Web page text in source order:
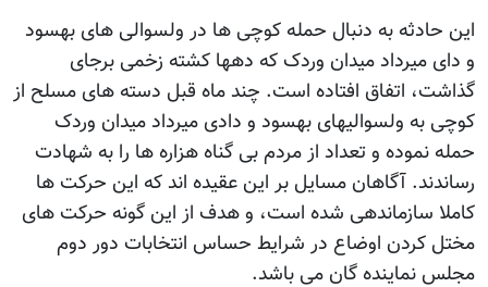
این حادثه به دنبال حمله کوچی ها در ولسوالی های بهسود
و دای میرداد میدان وردک که دهها کشته زخمی برجای
گذاشت، اتفاق افتاده است. چند ماه قبل دسته های مسلح از
کوچی به ولسوالیهای بهسود و دادی میرداد میدان وردک
حمله نموده و تعداد از مردم بی گناه هزاره ها را به شهادت
رساندند. آگاهان مسایل بر این عقیده اند که این حرکت ها
کاملا سازماندهی شده است، و هدف از این گونه حرکت های
مختل کردن اوضاع در شرایط حساس انتخابات دور دوم
مجلس نماینده گان می باشد.